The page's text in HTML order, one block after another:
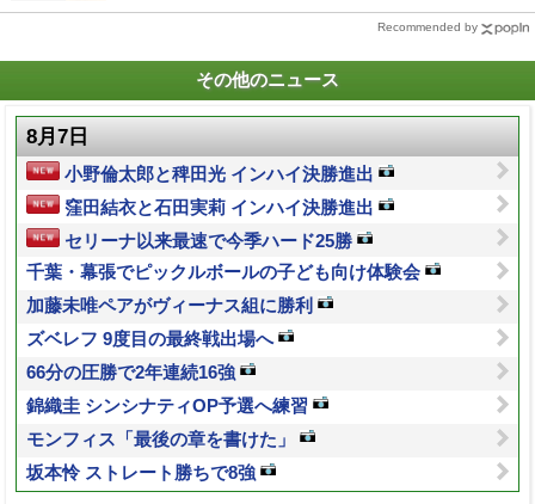
Recommended by
その他のニュース
8月7日
小野倫太郎と稗田光 インハイ決勝進出
窪田結衣と石田実莉 インハイ決勝進出
セリーナ以来最速で今季ハード25勝
千葉・幕張でピックルボールの子ども向け体験会
加藤未唯ペアがヴィーナス組に勝利
ズベレフ 9度目の最終戦出場へ
66分の圧勝で2年連続16強
錦織圭 シンシナティOP予選へ練習
モンフィス「最後の章を書けた」
坂本怜 ストレート勝ちで8強